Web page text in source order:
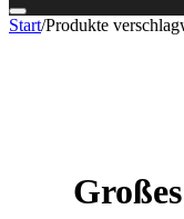
Start/Produkte